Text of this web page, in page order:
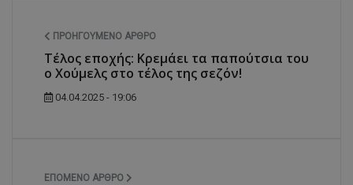
ΠΡΟΗΓΟΎΜΕΝΟ ΆΡΘΡΟ
Τέλος εποχής: Κρεμάει τα παπούτσια του
ο Χούμελς στο τέλος της σεζόν!
04.04.2025 - 19:06
ΕΠΌΜΕΝΟ ΆΡΘΡΟ